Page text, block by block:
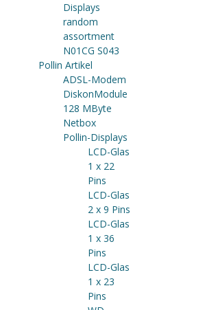
Displays
random
assortment
N01CG S043
Pollin Artikel
ADSL-Modem
DiskonModule
128 MByte
Netbox
Pollin-Displays
LCD-Glas
1 x 22
Pins
LCD-Glas
2 x 9 Pins
LCD-Glas
1 x 36
Pins
LCD-Glas
1 x 23
Pins